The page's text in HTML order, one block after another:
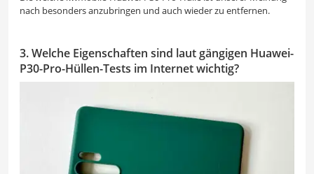
nach besonders anzubringen und auch wieder zu entfernen.
3. Welche Eigenschaften sind laut gängigen Huawei-
P30-Pro-Hüllen-Tests im Internet wichtig?